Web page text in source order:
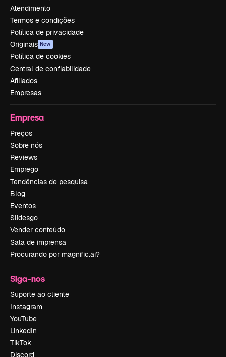
Atendimento
Termos e condições
Política de privacidade
Originais New
Política de cookies
Central de confiabilidade
Afiliados
Empresas
Empresa
Preços
Sobre nós
Reviews
Emprego
Tendências de pesquisa
Blog
Eventos
Slidesgo
Vender conteúdo
Sala de imprensa
Procurando por magnific.ai?
Siga-nos
Suporte ao cliente
Instagram
YouTube
LinkedIn
TikTok
Discord